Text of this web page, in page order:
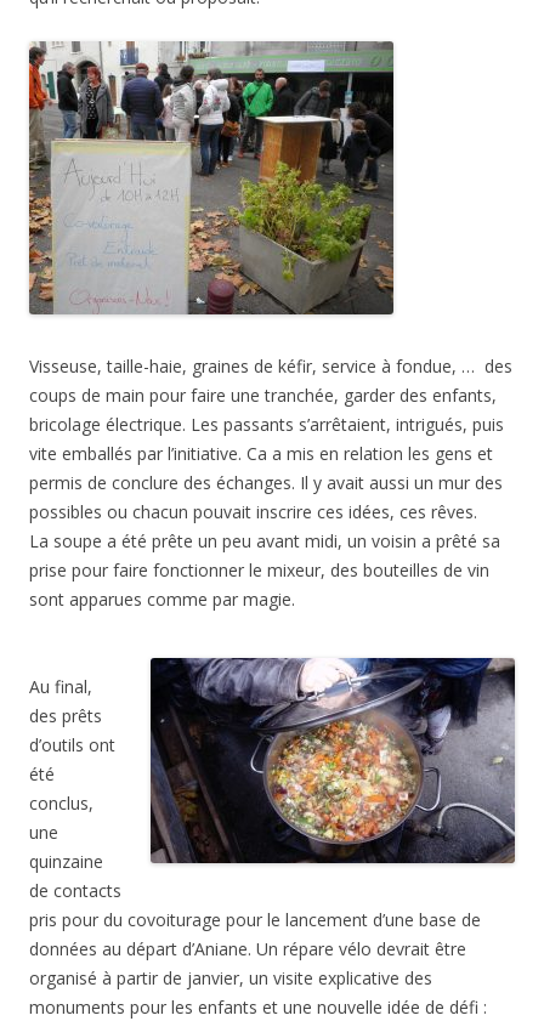
Visseuse, taille-haie, graines de kéfir, service à fondue, … des
coups de main pour faire une tranchée, garder des enfants,
bricolage électrique. Les passants s’arrêtaient, intrigués, puis
vite emballés par l’initiative. Ca a mis en relation les gens et
permis de conclure des échanges. Il y avait aussi un mur des
possibles ou chacun pouvait inscrire ces idées, ces rêves.
La soupe a été prête un peu avant midi, un voisin a prêté sa
prise pour faire fonctionner le mixeur, des bouteilles de vin
sont apparues comme par magie.
Au final,
des prêts
d’outils ont
été
conclus,
une
quinzaine
de contacts
pris pour du covoiturage pour le lancement d’une base de
données au départ d’Aniane. Un répare vélo devrait être
organisé à partir de janvier, un visite explicative des
monuments pour les enfants et une nouvelle idée de défi :